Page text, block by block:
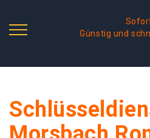
Günstig und